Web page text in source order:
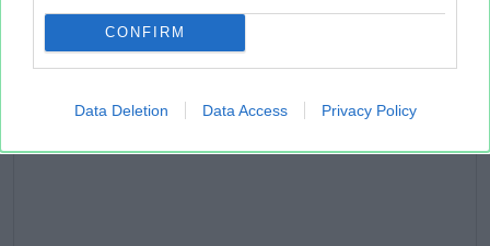
CONFIRM
Data Deletion Data Access Privacy Policy